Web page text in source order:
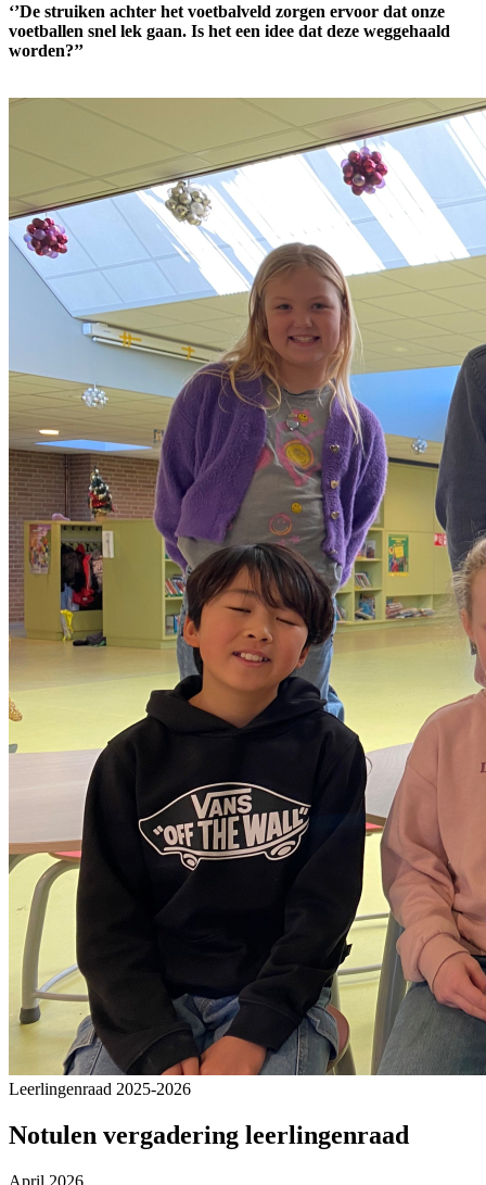
‘’De struiken achter het voetbalveld zorgen ervoor dat onze
voetballen snel lek gaan. Is het een idee dat deze weggehaald
worden?’’
Leerlingenraad 2025-2026
Notulen vergadering leerlingenraad
April 2026